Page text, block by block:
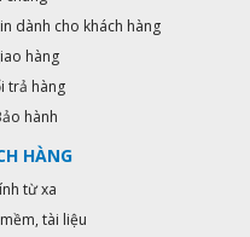
dành cho khách hàng
hàng
trả hàng
hành
HÀNG
từ xa
tài liệu